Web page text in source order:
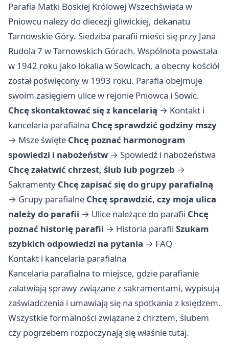
Parafia Matki Boskiej Królowej Wszechświata w
Pniowcu należy do diecezji gliwickiej, dekanatu
Tarnowskie Góry. Siedziba parafii mieści się przy Jana
Rudola 7 w Tarnowskich Górach. Wspólnota powstała
w 1942 roku jako lokalia w Sowicach, a obecny kościół
został poświęcony w 1993 roku. Parafia obejmuje
swoim zasięgiem ulice w rejonie Pniowca i Sowic.
Chcę skontaktować się z kancelarią → Kontakt i
kancelaria parafialna Chcę sprawdzić godziny mszy
→ Msze święte Chcę poznać harmonogram
spowiedzi i nabożeństw → Spowiedź i nabożeństwa
Chcę załatwić chrzest, ślub lub pogrzeb →
Sakramenty Chcę zapisać się do grupy parafialną
→ Grupy parafialne Chcę sprawdzić, czy moja ulica
należy do parafii → Ulice należące do parafii Chcę
poznać historię parafii → Historia parafii Szukam
szybkich odpowiedzi na pytania → FAQ
Kontakt i kancelaria parafialna
Kancelaria parafialna to miejsce, gdzie parafianie
załatwiają sprawy związane z sakramentami, wypisują
zaświadczenia i umawiają się na spotkania z księdzem.
Wszystkie formalności związane z chrztem, ślubem
czy pogrzebem rozpoczynają się właśnie tutaj.